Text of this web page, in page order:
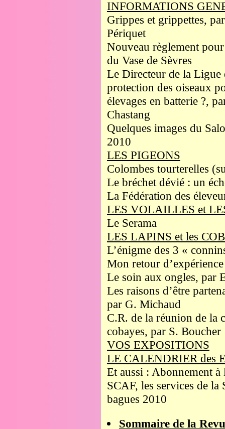
INFORMATIONS
Grippes et grippettes,
Périquet
Nouveau règlement
du Vase de Sèvres
Le Directeur de la Ligue
protection des oiseaux
élevages en batterie ?,
Chastang
Quelques images du
2010
LES PIGEONS
Colombes tourterelles
Le bréchet dévié : un
La Fédération des
LES VOLAILLES et
Le Serama
LES LAPINS et les
L’énigme des 3 «
Mon retour
Le soin aux ongles, par
Les raisons d’être
par G. Michaud
C.R. de la réunion de la
cobayes, par S. Boucher
VOS EXPOSITIONS
LE CALENDRIER des
Et aussi : Abonnement
SCAF, les services de la
bagues 2010
Sommaire de la